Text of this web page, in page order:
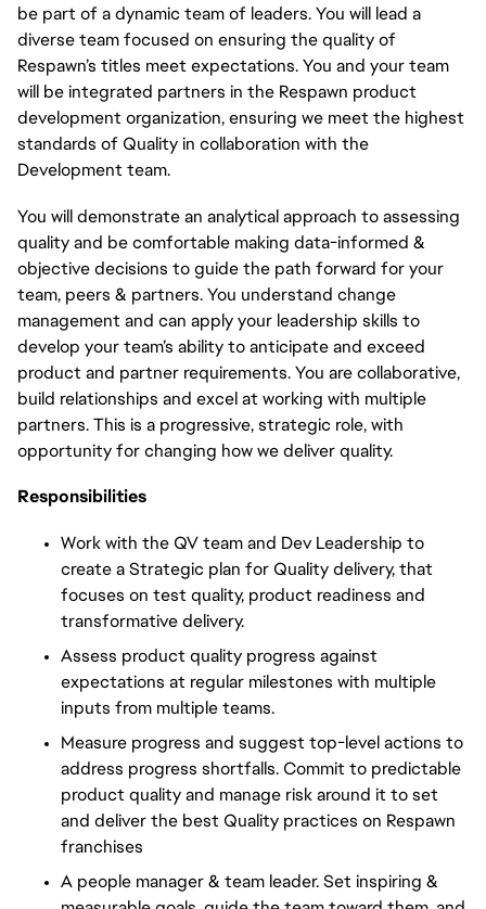
be part of a dynamic team of leaders. You will lead a
diverse team focused on ensuring the quality of
Respawn’s titles meet expectations. You and your team
will be integrated partners in the Respawn product
development organization, ensuring we meet the highest
standards of Quality in collaboration with the
Development team.
You will demonstrate an analytical approach to assessing
quality and be comfortable making data-informed &
objective decisions to guide the path forward for your
team, peers & partners. You understand change
management and can apply your leadership skills to
develop your team’s ability to anticipate and exceed
product and partner requirements. You are collaborative,
build relationships and excel at working with multiple
partners. This is a progressive, strategic role, with
opportunityfor changing how we deliverquality.
Responsibilities
Work with the QV team and Dev Leadership to
create a Strategic plan for Quality delivery, that
focuses on test quality, product readiness and
transformative delivery.
Assess product quality progress against
expectations at regular milestones with multiple
inputs from multiple teams.
Measure progress and suggest top-level actions to
address progress shortfalls. Commit to predictable
product quality and manage risk around it to set
and deliver the best Quality practices on Respawn
franchises
A people manager & team leader. Set inspiring &